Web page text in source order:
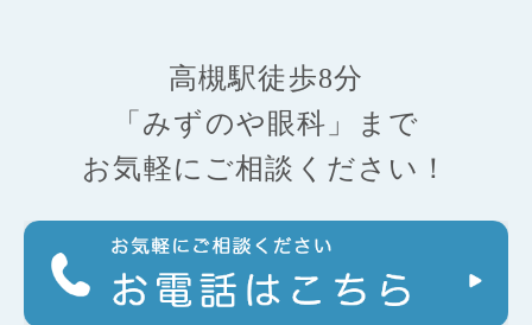
高槻駅徒歩8分
「みずのや眼科」まで
お気軽にご相談ください！